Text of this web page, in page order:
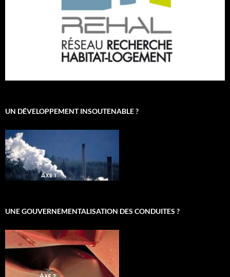
UN DÉVELOPPEMENT INSOUTENABLE ?
UNE GOUVERNEMENTALISATION DES CONDUITES ?